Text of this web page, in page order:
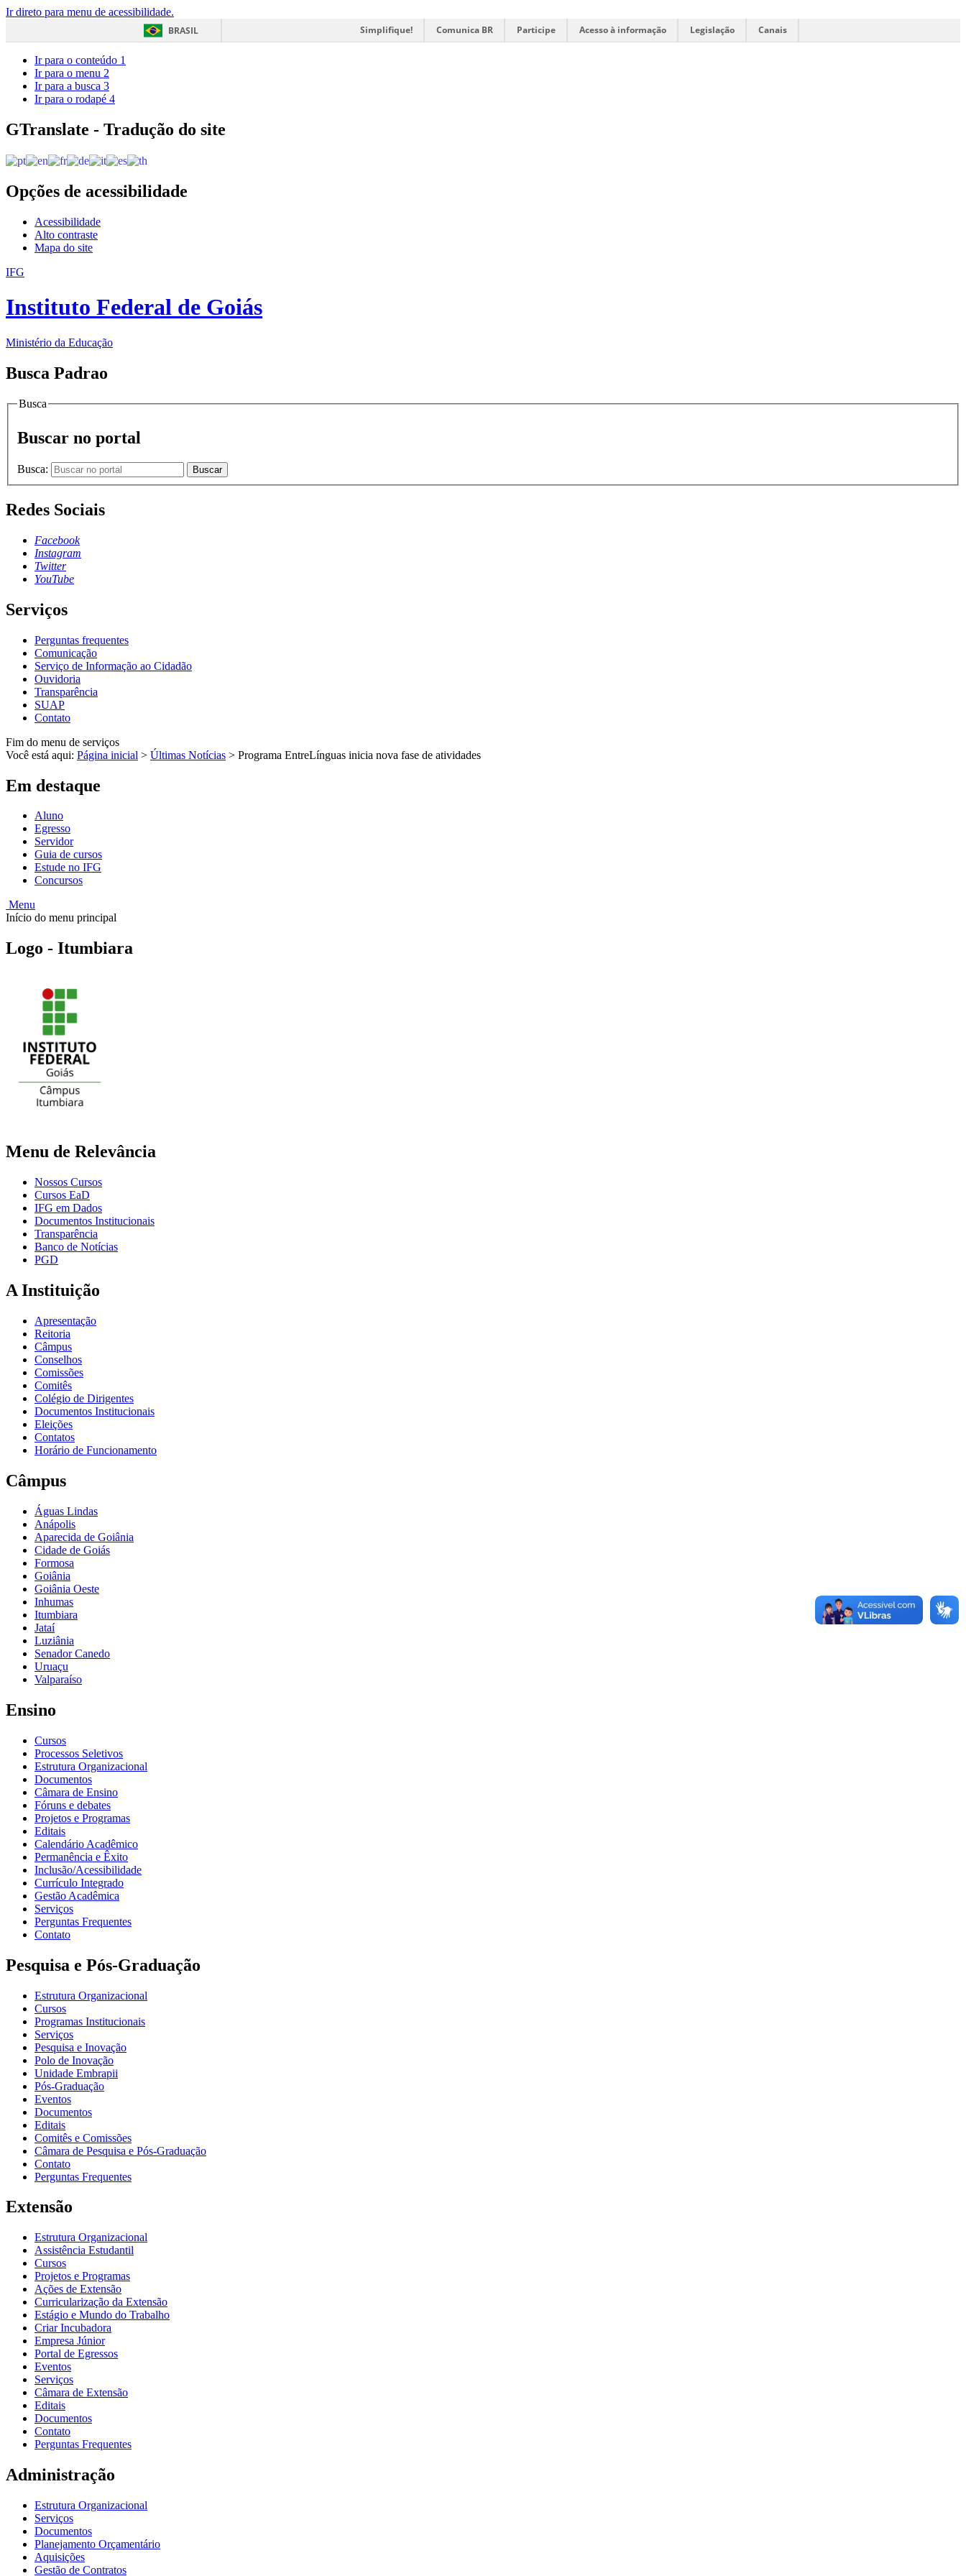
Ir direto para menu de acessibilidade.
BRASIL
Simplifique! Comunica BR Participe Acesso à informação Legislação Canais
Ir para o conteúdo 1
Ir para o menu 2
Ir para a busca 3
Ir para o rodapé 4
GTranslate - Tradução do site
Opções de acessibilidade
Acessibilidade
Alto contraste
Mapa do site
IFG
Instituto Federal de Goiás
Ministério da Educação
Busca Padrao
Busca
Buscar no portal
Busca: Buscar
Redes Sociais
Facebook
Instagram
Twitter
YouTube
Serviços
Perguntas frequentes
Comunicação
Serviço de Informação ao Cidadão
Ouvidoria
Transparência
SUAP
Contato
Fim do menu de serviços
Você está aqui: Página inicial > Últimas Notícias > Programa EntreLínguas inicia nova fase de atividades
Em destaque
Aluno
Egresso
Servidor
Guia de cursos
Estude no IFG
Concursos
Menu
Início do menu principal
Logo - Itumbiara
Menu de Relevância
Nossos Cursos
Cursos EaD
IFG em Dados
Documentos Institucionais
Transparência
Banco de Notícias
PGD
A Instituição
Apresentação
Reitoria
Câmpus
Conselhos
Comissões
Comitês
Colégio de Dirigentes
Documentos Institucionais
Eleições
Contatos
Horário de Funcionamento
Câmpus
Águas Lindas
Anápolis
Aparecida de Goiânia
Cidade de Goiás
Formosa
Goiânia
Goiânia Oeste
Inhumas
Itumbiara
Jataí
Luziânia
Senador Canedo
Uruaçu
Valparaíso
Ensino
Cursos
Processos Seletivos
Estrutura Organizacional
Documentos
Câmara de Ensino
Fóruns e debates
Projetos e Programas
Editais
Calendário Acadêmico
Permanência e Êxito
Inclusão/Acessibilidade
Currículo Integrado
Gestão Acadêmica
Serviços
Perguntas Frequentes
Contato
Pesquisa e Pós-Graduação
Estrutura Organizacional
Cursos
Programas Institucionais
Serviços
Pesquisa e Inovação
Polo de Inovação
Unidade Embrapii
Pós-Graduação
Eventos
Documentos
Editais
Comitês e Comissões
Câmara de Pesquisa e Pós-Graduação
Contato
Perguntas Frequentes
Extensão
Estrutura Organizacional
Assistência Estudantil
Cursos
Projetos e Programas
Ações de Extensão
Curricularização da Extensão
Estágio e Mundo do Trabalho
Criar Incubadora
Empresa Júnior
Portal de Egressos
Eventos
Serviços
Câmara de Extensão
Editais
Documentos
Contato
Perguntas Frequentes
Administração
Estrutura Organizacional
Serviços
Documentos
Planejamento Orçamentário
Aquisições
Gestão de Contratos